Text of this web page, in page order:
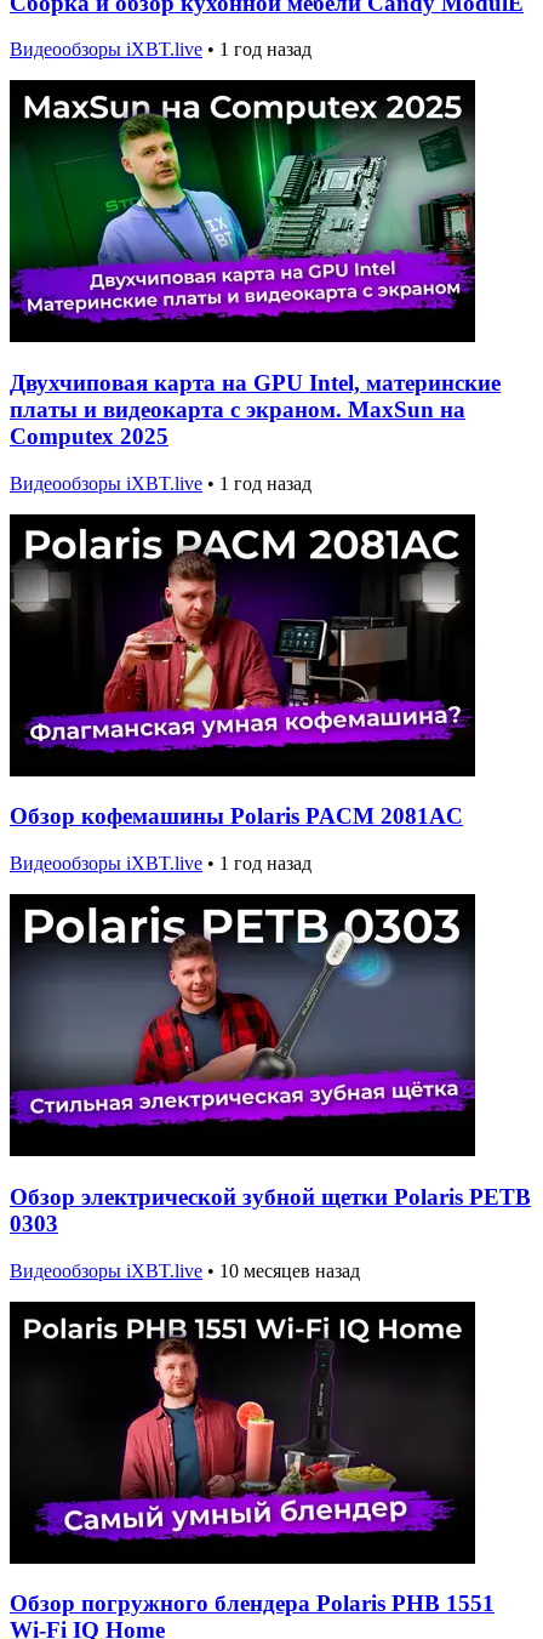
Видеообзоры iXBT.live • 1 год назад
Двухчиповая карта на GPU Intel, материнские
платы и видеокарта с экраном. MaxSun на
Computex 2025
Видеообзоры iXBT.live • 1 год назад
Обзор кофемашины Polaris PACM 2081AC
Видеообзоры iXBT.live • 1 год назад
Обзор электрической зубной щетки Polaris PETB
0303
Видеообзоры iXBT.live • 10 месяцев назад
Обзор погружного блендера Polaris PHB 1551
Wi-Fi IQ Home